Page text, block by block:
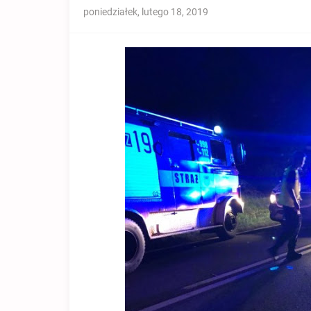
poniedziałek, lutego 18, 2019